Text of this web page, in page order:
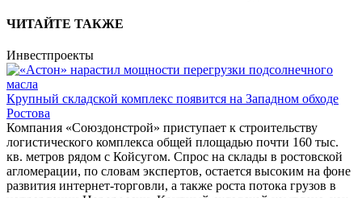
ЧИТАЙТЕ ТАКЖЕ
Инвестпроекты
Крупный складской комплекс появится на Западном обходе
Ростова
Компания «Союздонстрой» приступает к строительству
логистического комплекса общей площадью почти 160 тыс.
кв. метров рядом с Койсугом. Спрос на склады в ростовской
агломерации, по словам экспертов, остается высоким на фоне
развития интернет-торговли, а также роста потока грузов в